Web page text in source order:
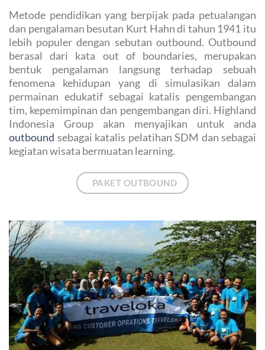
Metode pendidikan yang berpijak pada petualangan
dan pengalaman besutan Kurt Hahn di tahun 1941 itu
lebih populer dengan sebutan outbound. Outbound
berasal dari kata out of boundaries, merupakan
bentuk pengalaman langsung terhadap sebuah
fenomena kehidupan yang di simulasikan dalam
permainan edukatif sebagai katalis pengembangan
tim, kepemimpinan dan pengembangan diri. Highland
Indonesia Group akan menyajikan untuk anda
outbound sebagai katalis pelatihan SDM dan sebagai
kegiatan wisata bermuatan learning.
PAKET OUTBOUND